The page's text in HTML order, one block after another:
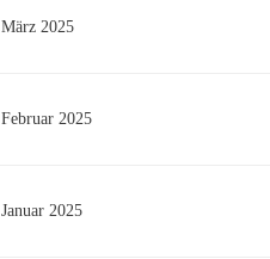
März 2025
Februar 2025
Januar 2025